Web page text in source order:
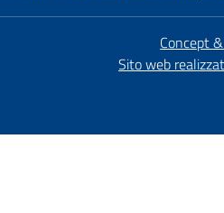
Concept
Sito web